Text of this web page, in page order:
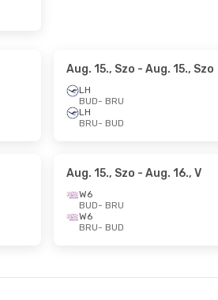
Aug. 15., Szo - Aug. 15., Szo
LH
BUD- BRU
LH
BRU- BUD
Aug. 15., Szo - Aug. 16., V
W6
BUD- BRU
W6
BRU- BUD